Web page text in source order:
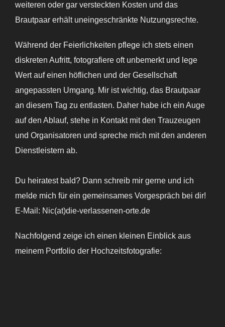
weiteren oder gar versteckten Kosten und das
Brautpaar erhält uneingeschränkte Nutzungsrechte.
Während der Feierlichkeiten pflege ich stets einen
diskreten Aufritt, fotografiere oft unbemerkt und lege
Wert auf einen höflichen und der Gesellschaft
angepassten Umgang. Mir ist wichtig, das Brautpaar
an diesem Tag zu entlasten. Daher habe ich ein Auge
auf den Ablauf, stehe in Kontakt mit den Trauzeugen
und Organisatoren und spreche mich mit den anderen
Dienstleistern ab.
Du heiratest bald? Dann schreib mir gerne und ich
melde mich für ein gemeinsames Vorgespräch bei dir!
E-Mail: Nic(at)die-verlassenen-orte.de
Nachfolgend zeige ich einen kleinen Einblick aus
meinem Portfolio der Hochzeitsfotografie: